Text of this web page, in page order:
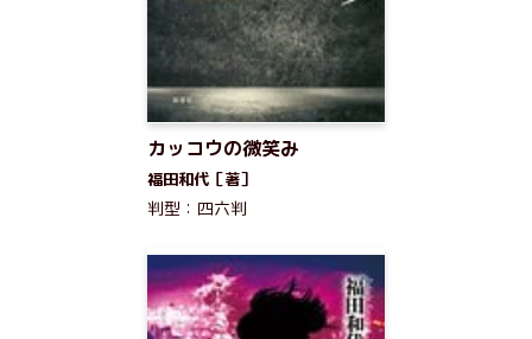
カッコウの微笑み
福田和代［著］
判型：四六判